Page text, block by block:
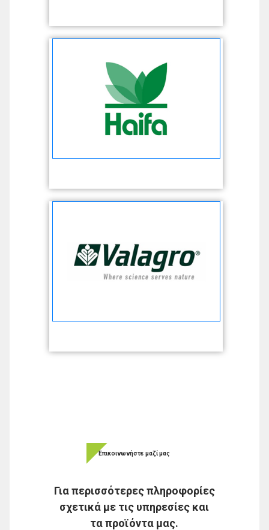
Επικοινωνήστε μαζί μας
Για περισσότερες πληροφορίες
σχετικά με τις υπηρεσίες και
τα προϊόντα μας.